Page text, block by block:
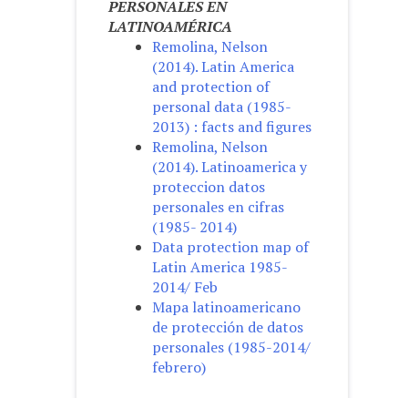
PERSONALES EN
LATINOAMÉRICA
Remolina, Nelson
(2014). Latin America
and protection of
personal data (1985-
2013) : facts and figures
Remolina, Nelson
(2014). Latinoamerica y
proteccion datos
personales en cifras
(1985- 2014)
Data protection map of
Latin America 1985-
2014/ Feb
Mapa latinoamericano
de protección de datos
personales (1985-2014/
febrero)